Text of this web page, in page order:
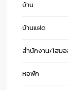
บ้าน
บ้านแฝด
สำนักงาน/โฮม
หอพัก